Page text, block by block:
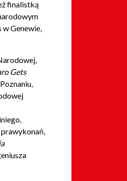
finalistką
w Genewie,
Gets